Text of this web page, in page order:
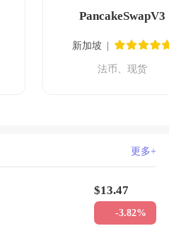
PancakeSwapV3
新加坡
法币、现货
更多+
$13.47
-3.82%